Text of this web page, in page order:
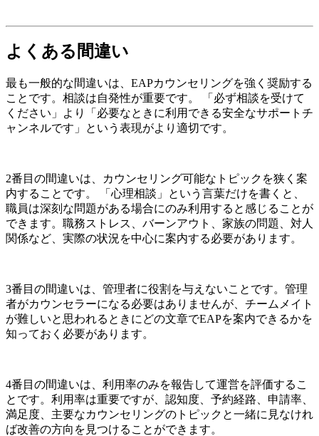
よくある間違い
最も一般的な間違いは、EAPカウンセリングを強く奨励する
ことです。相談は自発性が重要です。 「必ず相談を受けて
ください」より「必要なときに利用できる安全なサポートチ
ャンネルです」という表現がより適切です。
2番目の間違いは、カウンセリング可能なトピックを狭く案
内することです。 「心理相談」という言葉だけを書くと、
職員は深刻な問題がある場合にのみ利用すると感じることが
できます。職務ストレス、バーンアウト、家族の問題、対人
関係など、実際の状況を中心に案内する必要があります。
3番目の間違いは、管理者に役割を与えないことです。管理
者がカウンセラーになる必要はありませんが、チームメイト
が難しいと思われるときにどの文章でEAPを案内できるかを
知っておく必要があります。
4番目の間違いは、利用率のみを報告して運営を評価するこ
とです。利用率は重要ですが、認知度、予約経路、申請率、
満足度、主要なカウンセリングのトピックと一緒に見なけれ
ば改善の方向を見つけることができます。